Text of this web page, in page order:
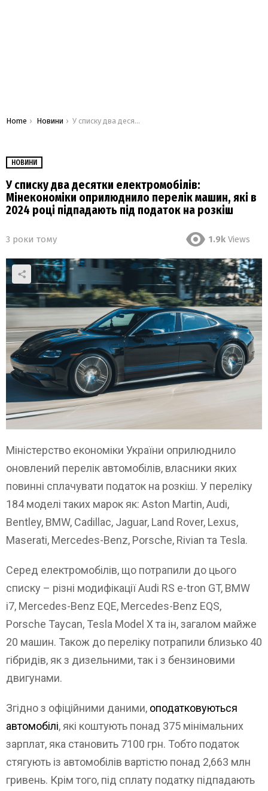
You are here:
Home Новини У списку два десятки електромобілів: Мінекономіки оприлюднило перелік машин, які в 2024 році підпадають під податок на розкіш
НОВИНИ
У списку два десятки електромобілів:
Мінекономіки оприлюднило перелік машин, які в
2024 році підпадають під податок на розкіш
3 роки тому 1.9k Views
Міністерство економіки України оприлюднило
оновлений перелік автомобілів, власники яких
повинні сплачувати податок на розкіш. У переліку
184 моделі таких марок як: Aston Martin, Audi,
Bentley, BMW, Cadillac, Jaguar, Land Rover, Lexus,
Maserati, Mercedes-Benz, Porsche, Rivian та Tesla.
Серед електромобілів, що потрапили до цього
списку – різні модифікації Audi RS e-tron GT, BMW
i7, Mercedes-Benz EQE, Mercedes-Benz EQS,
Porsche Taycan, Tesla Model X та ін, загалом майже
20 машин. Також до переліку потрапили близько 40
гібридів, як з дизельними, так і з бензиновими
двигунами.
Згідно з офіційними даними, оподатковуються
автомобілі, які коштують понад 375 мінімальних
зарплат, яка становить 7100 грн. Тобто податок
стягують із автомобілів вартістю понад 2,663 млн
гривень. Крім того, під сплату податку підпадають